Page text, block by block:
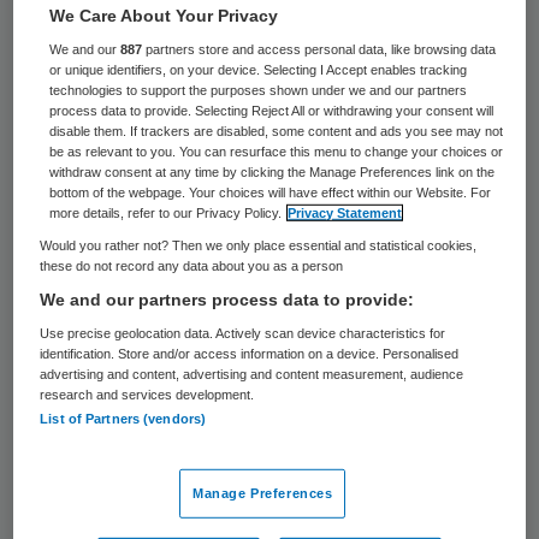
2901 keer gelezen
Edo Schubert is per 15 maart 2025
benoemd tot lid van de raad van bestuur
van Alrijne. Hij volgt Peter Jue op, die per 1
april 2025 weer als geriater binnen Alrijne
aan de slag gaat.
Schubert werkt nu nog als bestuurder bij
het Dijklander Ziekenhuis. Daarvoor was
Schubert bestuurder bij het
Flevoziekenhuis.
Intensivist
We Care About Your Privacy
We and our887 partners store and access personal data, like browsing data
or unique identifiers, on your device. Selecting I Accept enables tracking
technologies to support the purposes shown under we and our partners
process data to provide. Selecting Reject All or withdrawing your consent will
disable them. If trackers are disabled, some content and ads you see may not
be as relevant to you. You can resurface this menu to change your choices or
withdraw consent at any time by clicking the Manage Preferences link on the
bottom of the webpage. Your choices will have effect within our Website. For
more details, refer to our Privacy Policy.
Privacy Statement
Would you rather not? Then we only place essential and statistical cookies,
these do not record any data about you as a person
We and our partners process data to provide:
Use precise geolocation data. Actively scan device characteristics for
identification. Store and/or access information on a device. Personalised
advertising and content, advertising and content measurement, audience
research and services development.
List of Partners (vendors)
Manage Preferences